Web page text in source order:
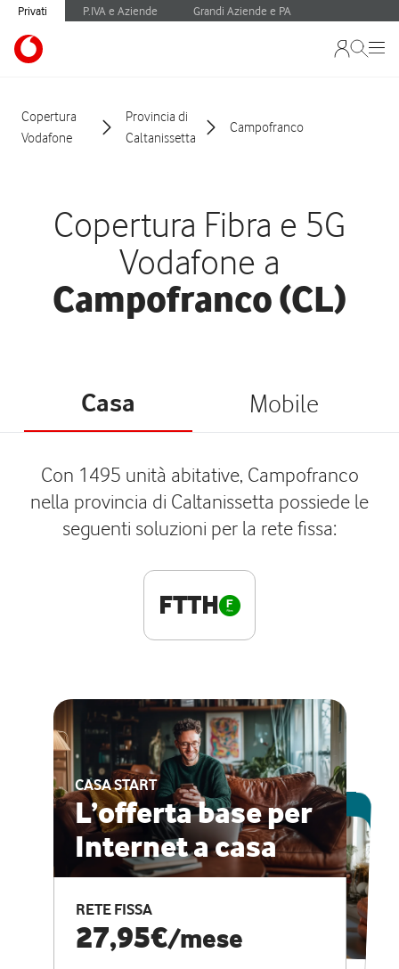
Privati P.IVA e Aziende Grandi Aziende e PA
Copertura
Vodafone
Provincia di
Caltanissetta
Campofranco
Copertura Fibra e 5G
Vodafone a
Campofranco (CL)
Casa Mobile
Con 1495 unità abitative, Campofranco
nella provincia di Caltanissetta possiede le
seguenti soluzioni per la rete fissa:
FTTH
CASA START
L’offerta base per
Internet a casa
RETE FISSA
27,95€/mese
ESCLUSIVA ONLINE
CASA PRO
Internet veloce e
vantaggi speciali